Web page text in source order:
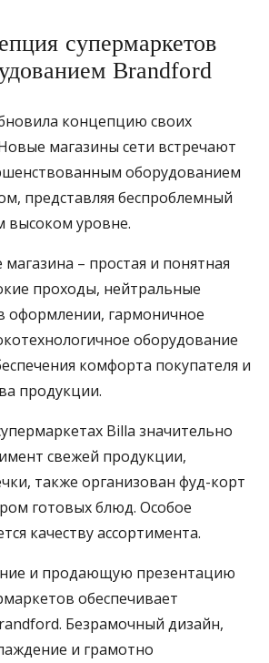
супермаркетов
Brandford
концепцию своих
магазины сети встречают
оборудованием
представляя беспроблемный
высоком уровне.
– простая и понятная
проходы, нейтральные
оформлении, гармоничное
оборудование
комфорта покупателя и
продукции.
Billa значительно
свежей продукции,
также организован фуд-корт
готовых блюд. Особое
качеству ассортимента.
и продающую презентацию
обеспечивает
Безрамочный дизайн,
и грамотно